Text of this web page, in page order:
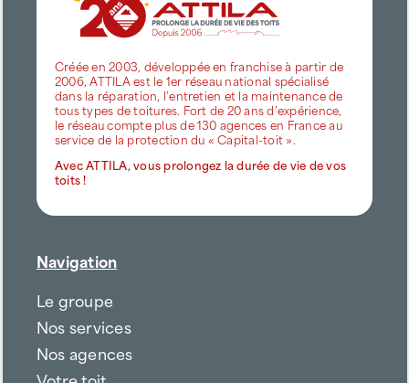
Créée en 2003, développée en franchise à partir de
2006, ATTILA est le 1er réseau national spécialisé
dans la réparation, l’entretien et la maintenance de
tous types de toitures. Fort de 20 ans d’expérience,
le réseau compte plus de 130 agences en France au
service de la protection du « Capital-toit ».
Avec ATTILA, vous prolongez la durée de vie de vos
toits !
Navigation
Le groupe
Nos services
Nos agences